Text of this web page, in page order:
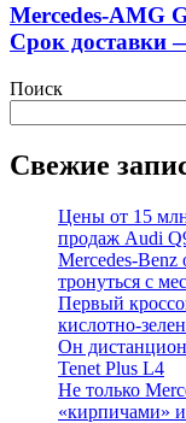
Mercedes-AMG
Срок доставки
Поиск
Свежие
Цены от 15
продаж Audi
Mercedes-
тронуться с
Первый
кислотно-
Он
Tenet Plus L4
Не только
«кирпичами»